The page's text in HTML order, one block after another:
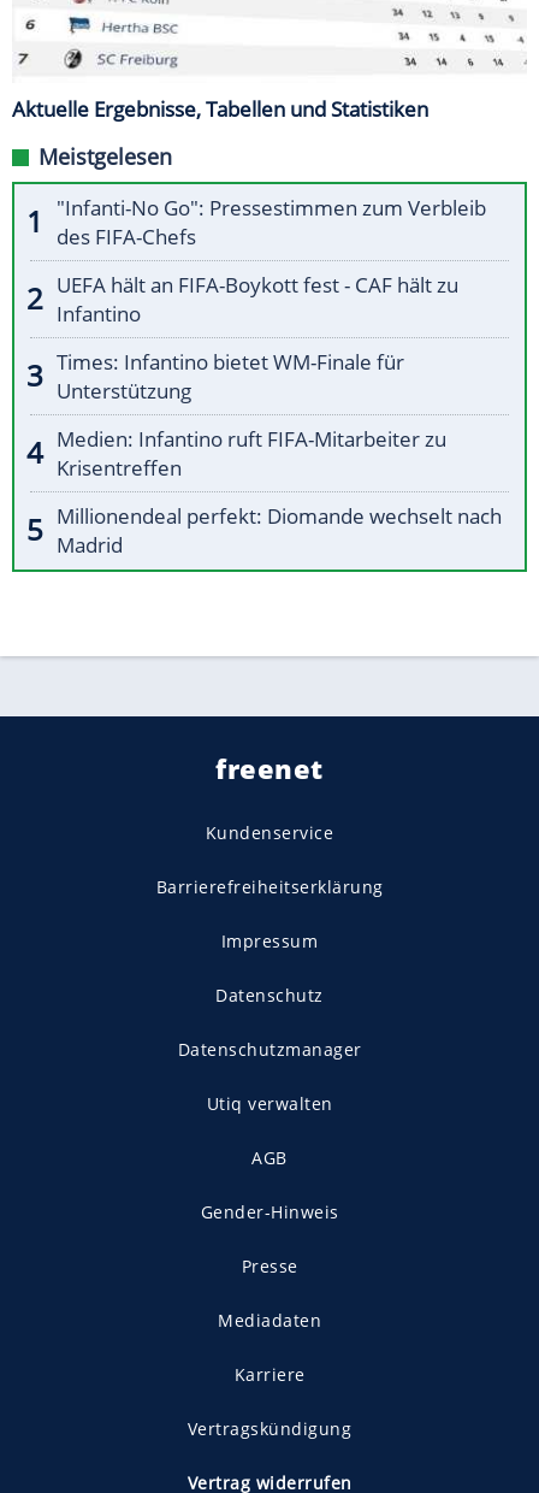
Aktuelle Ergebnisse, Tabellen und Statistiken
Meistgelesen
"Infanti-No Go": Pressestimmen zum Verbleib
des FIFA-Chefs
UEFA hält an FIFA-Boykott fest - CAF hält zu
Infantino
Times: Infantino bietet WM-Finale für
Unterstützung
Medien: Infantino ruft FIFA-Mitarbeiter zu
Krisentreffen
Millionendeal perfekt: Diomande wechselt nach
Madrid
freenet
Kundenservice
Barrierefreiheitserklärung
Impressum
Datenschutz
Datenschutzmanager
Utiq verwalten
AGB
Gender-Hinweis
Presse
Mediadaten
Karriere
Vertragskündigung
Vertrag widerrufen